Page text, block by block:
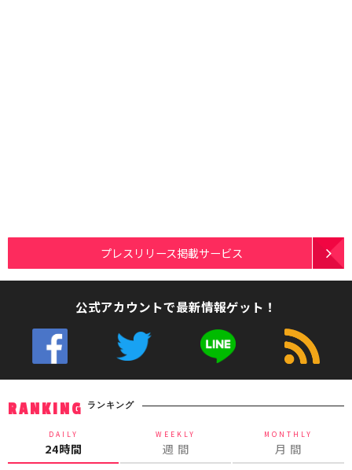
プレスリリース掲載サービス
公式アカウントで最新情報ゲット！
RANKING ランキング
DAILY
24時間
WEEKLY
週 間
MONTHLY
月 間